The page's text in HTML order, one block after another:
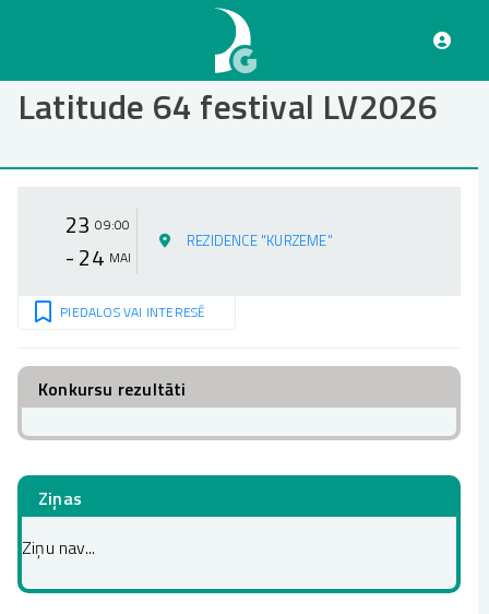
saturu
Latitude 64 festival LV2026
23 09:00
- 24 MAI
REZIDENCE "KURZEME"
PIEDALOS VAI INTERESĒ
Konkursu rezultāti
Ziņas
Ziņu nav...